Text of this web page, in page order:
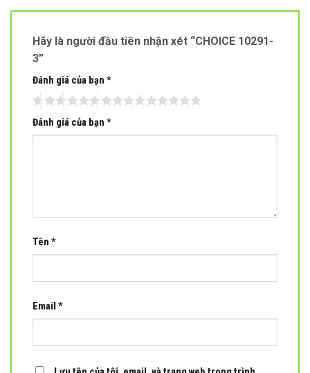
Hãy là người đầu tiên nhận xét “CHOICE 10291-
3”
Đánh giá của bạn *
Đánh giá của bạn *
Tên *
Email *